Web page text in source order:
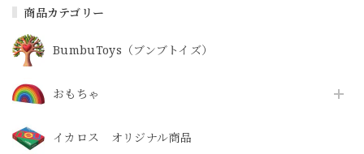
商品カテゴリー
BumbuToys（ブンブトイズ）
おもちゃ
イカロス オリジナル商品